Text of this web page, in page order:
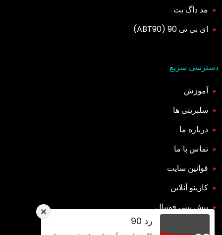
مد داگ بت
ای بی تی 90 (ABT90)
دسترسی سریع
آموزش
سلبریتی ها
درباره ما
تماس با ما
قوانین سایت
کازینو آنلاین
پیش بینی فوتبال
رد 90